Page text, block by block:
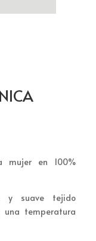
mujer en 100%
y suave tejido
una temperatura